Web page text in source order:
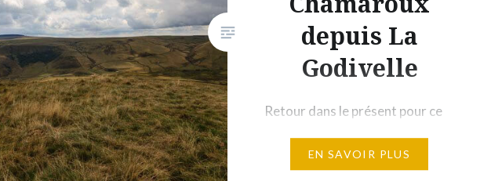
randonnée. Sont-ils maudits
pour toujours et condamnés à
marcher sous la…
depuis La
Godivelle
Retour dans le présent pour ce
récit ! L’objectif initial était de
passer deux jours dehors avant
EN SAVOIR PLUS